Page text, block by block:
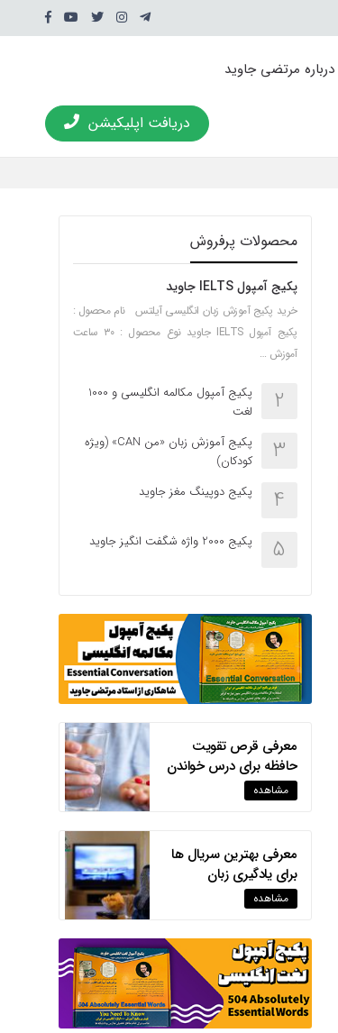
درباره مرتضی جاوید
دریافت اپلیکیشن
محصولات پرفروش
پکیج آمپول IELTS جاوید
خرید پکیج آموزش زبان انگلیسی آیلتس نام محصول :
پکیج آمپول IELTS جاوید نوع محصول : ۳۰ ساعت
آموزش …
2
پکیج آمپول مکالمه انگلیسی و 1000
لغت
3
پکیج آموزش زبان «من CAN» (ویژه
کودکان)
4 پکیج دوپینگ مغز جاوید
5 پکیج 2000 واژه شگفت انگیز جاوید
معرفی قرص تقویت
حافظه برای درس خواندن
مشاهده
معرفی بهترین سریال ها
برای یادگیری زبان
انگلیسی
مشاهده